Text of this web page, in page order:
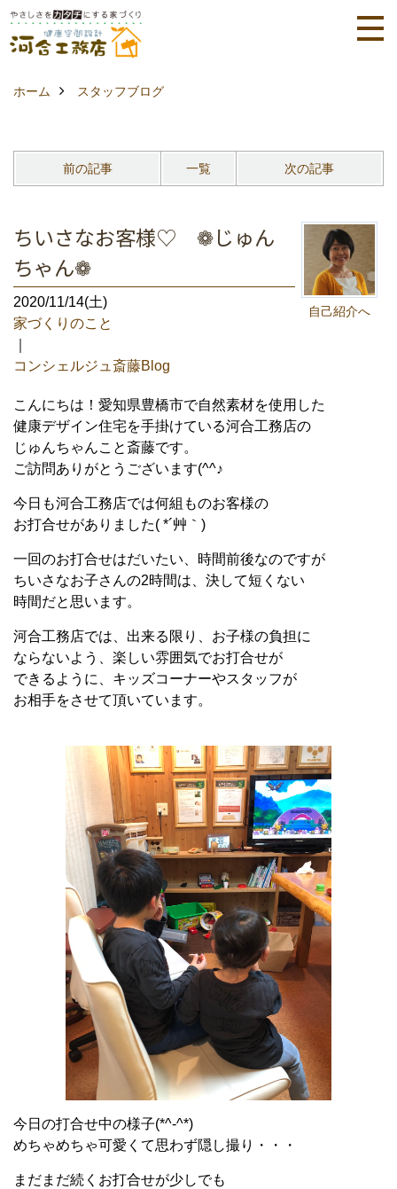
ホーム スタッフブログ
前の記事 一覧 次の記事
自己紹介へ
ちいさなお客様♡ ❁じゅん
ちゃん❁
2020/11/14(土)
家づくりのこと
コンシェルジュ斎藤Blog
こんにちは！愛知県豊橋市で自然素材を使用した
健康デザイン住宅を手掛けている河合工務店の
じゅんちゃんこと斎藤です。
ご訪問ありがとうございます(^^♪
今日も河合工務店では何組ものお客様の
お打合せがありました( *´艸｀)
一回のお打合せはだいたい、時間前後なのですが
ちいさなお子さんの2時間は、決して短くない
時間だと思います。
河合工務店では、出来る限り、お子様の負担に
ならないよう、楽しい雰囲気でお打合せが
できるように、キッズコーナーやスタッフが
お相手をさせて頂いています。
今日の打合せ中の様子(*^-^*)
めちゃめちゃ可愛くて思わず隠し撮り・・・
まだまだ続くお打合せが少しでも